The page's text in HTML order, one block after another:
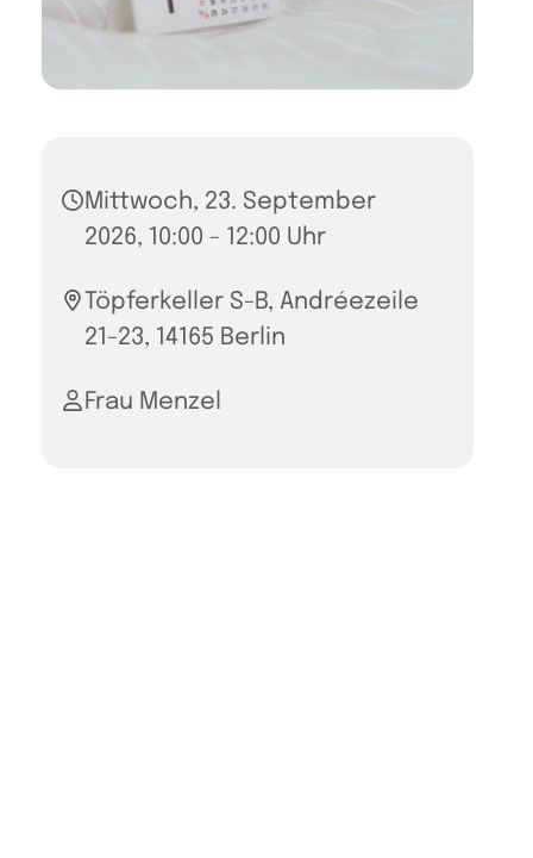
Mittwoch, 23. September
2026, 10:00 - 12:00 Uhr
Töpferkeller S-B, Andréezeile
21-23, 14165 Berlin
Frau Menzel